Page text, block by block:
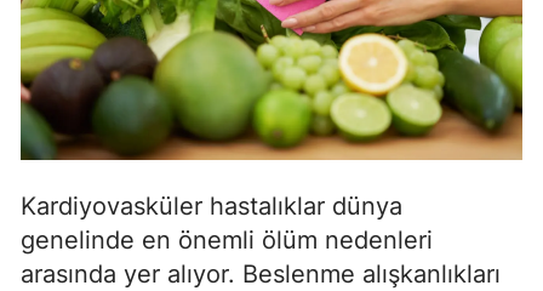
Kardiyovasküler hastalıklar dünya
genelinde en önemli ölüm nedenleri
arasında yer alıyor. Beslenme alışkanlıkları